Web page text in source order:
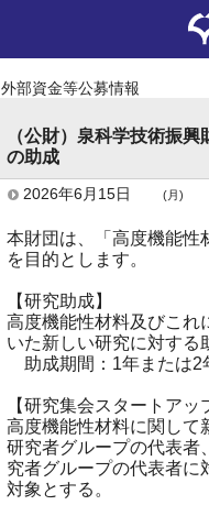
外部資金等公募情報
（公財）泉科学技術振
の助成
2026年6月15日 (月)
本財団は、「高度機能性
を目的とします。
【研究助成】
高度機能性材料及びこれ
いた新しい研究に対する
助成期間：1年または2
【研究集会スタートアッ
高度機能性材料に関して
研究者グループの代表者
究者グループの代表者に
対象とする。